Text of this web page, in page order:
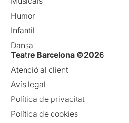
Humor
Infantil
Dansa
Teatre Barcelona ©2026
Atenció al client
Avís legal
Política de privacitat
Política de cookies